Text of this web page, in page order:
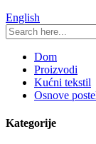
English
Dom
Proizvodi
Kućni tekstil
Osnove
Kategorije